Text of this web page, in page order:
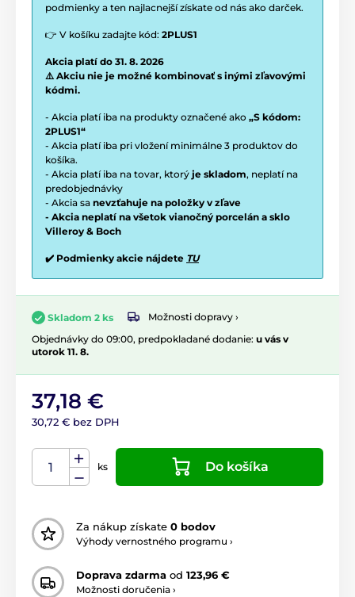
podmienky a ten najlacnejší získate od nás ako darček.
👉 V košíku zadajte kód: 2PLUS1
Akcia platí do 31. 8. 2026
⚠️ Akciu nie je možné kombinovať s inými zľavovými
kódmi.
- Akcia platí iba na produkty označené ako „S kódom:
2PLUS1“
- Akcia platí iba pri vložení minimálne 3 produktov do
košíka.
- Akcia platí iba na tovar, ktorý je skladom, neplatí na
predobjednávky
- Akcia sa nevzťahuje na položky v zľave
- Akcia neplatí na všetok vianočný porcelán a sklo
Villeroy & Boch
✔️ Podmienky akcie nájdete TU
Skladom 2 ks
Možnosti dopravy ›
Objednávky do 09:00, predpokladané dodanie: u vás v
utorok 11. 8.
37,18 €
30,72 € bez DPH
ks Do košíka
Za nákup získate 0 bodov
Výhody vernostného programu ›
Doprava zdarma od 123,96 €
Možnosti doručenia ›